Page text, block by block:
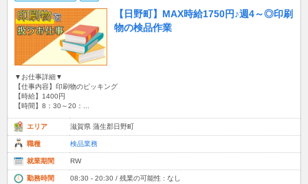
【日野町】MAX時給1750円♪週4～◎印刷
物の検品作業
▼お仕事詳細▼
【仕事内容】印刷物のピッキング
【時給】1400円
【時間】8：30～20：...
エリア 滋賀県 蒲生郡日野町
職種 検品業務
就業期間 RW
勤務時間 08:30 - 20:30 / 残業の可能性 : なし